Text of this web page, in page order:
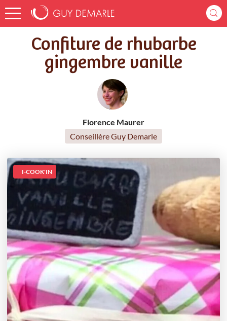
Accueil
Recettes
Confiture de rhubarbe gingembre vanille
Confiture de rhubarbe
gingembre vanille
Florence Maurer
Conseillère Guy Demarle
I-COOK'IN